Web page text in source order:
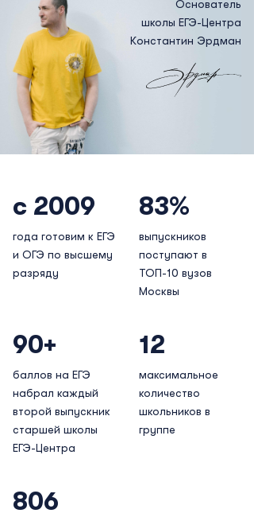
Основатель
школы ЕГЭ-Центра
Константин Эрдман
с 2009
года готовим к ЕГЭ
и ОГЭ по высшему
разряду
83%
выпускников
поступают в
ТОП-10 вузов
Москвы
90+
баллов на ЕГЭ
набрал каждый
второй выпускник
старшей школы
ЕГЭ-Центра
12
максимальное
количество
школьников в
группе
806